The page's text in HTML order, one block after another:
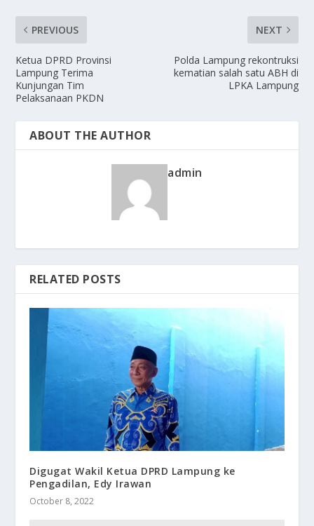
PREVIOUS
Ketua DPRD Provinsi
Lampung Terima
Kunjungan Tim
Pelaksanaan PKDN
NEXT
Polda Lampung rekontruksi
kematian salah satu ABH di
LPKA Lampung
ABOUT THE AUTHOR
admin
RELATED POSTS
Digugat Wakil Ketua DPRD Lampung ke
Pengadilan, Edy Irawan
October 8, 2022